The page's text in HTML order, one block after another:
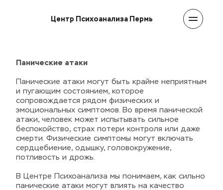
Центр Психоанализа Пермь
Панические атаки
Панические атаки могут быть крайне неприятным
и пугающим состоянием, которое
сопровождается рядом физических и
эмоциональных симптомов. Во время панической
атаки, человек может испытывать сильное
беспокойство, страх потери контроля или даже
смерти. Физические симптомы могут включать
сердцебиение, одышку, головокружение,
потливость и дрожь.
В Центре Психоанализа мы понимаем, как сильно
панические атаки могут влиять на качество